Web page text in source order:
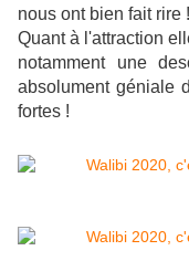
nous ont bien fait rire !
Quant à l'attraction
notamment une
absolument géniale
fortes !